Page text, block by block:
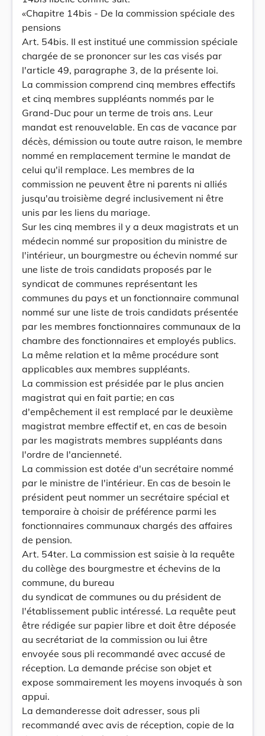
«Chapitre 14bis - De la commission spéciale des
pensions
Art. 54bis. Il est institué une commission spéciale
chargée de se prononcer sur les cas visés par
l'article 49, paragraphe 3, de la présente loi.
La commission comprend cinq membres effectifs
et cinq membres suppléants nommés par le
Grand-Duc pour un terme de trois ans. Leur
mandat est renouvelable. En cas de vacance par
décès, démission ou toute autre raison, le membre
nommé en remplacement termine le mandat de
celui qu'il remplace. Les membres de la
commission ne peuvent être ni parents ni alliés
jusqu'au troisième degré inclusivement ni être
unis par les liens du mariage.
Sur les cinq membres il y a deux magistrats et un
médecin nommé sur proposition du ministre de
l'intérieur, un bourgmestre ou échevin nommé sur
une liste de trois candidats proposés par le
syndicat de communes représentant les
communes du pays et un fonctionnaire communal
nommé sur une liste de trois candidats présentée
par les membres fonctionnaires communaux de la
chambre des fonctionnaires et employés publics.
La même relation et la même procédure sont
applicables aux membres suppléants.
La commission est présidée par le plus ancien
magistrat qui en fait partie; en cas
d'empêchement il est remplacé par le deuxième
magistrat membre effectif et, en cas de besoin
par les magistrats membres suppléants dans
l'ordre de l'ancienneté.
La commission est dotée d'un secrétaire nommé
par le ministre de l'intérieur. En cas de besoin le
président peut nommer un secrétaire spécial et
temporaire à choisir de préférence parmi les
fonctionnaires communaux chargés des affaires
de pension.
Art. 54ter. La commission est saisie à la requête
du collège des bourgmestre et échevins de la
commune, du bureau
du syndicat de communes ou du président de
l'établissement public intéressé. La requête peut
être rédigée sur papier libre et doit être déposée
au secrétariat de la commission ou lui être
envoyée sous pli recommandé avec accusé de
réception. La demande précise son objet et
expose sommairement les moyens invoqués à son
appui.
La demanderesse doit adresser, sous pli
recommandé avec avis de réception, copie de la